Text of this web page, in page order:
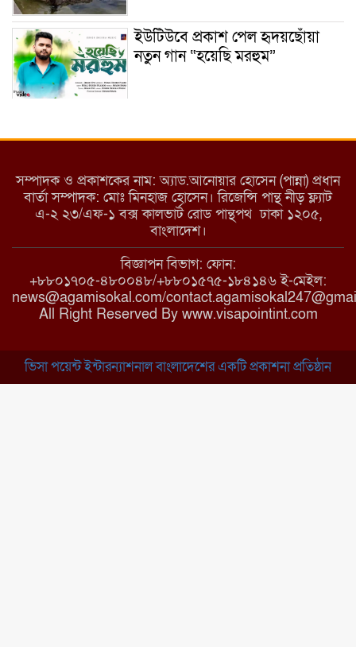
ইউটিউবে প্রকাশ পেল হৃদয়ছোঁয়া
নতুন গান “হয়েছি মরহুম”
মরণ নেশা
মাধবপুরে কমিউনিটি ক্লিনিকে
অনিয়মের অভিযোগ
রাজবাড়ী: বালিয়াকান্দিতে কিশোরীর
ঝুলন্ত মরদেহ উদ্ধার
সম্পাদক ও প্রকাশকের নাম: অ্যাড.আনোয়ার হোসেন (পান্না) প্রধান
বার্তা সম্পাদক: মোঃ মিনহাজ হোসেন। রিজেন্সি পান্থ নীড় ফ্ল্যাট
এ-২ ২৩/এফ-১ বক্স কালভার্ট রোড পান্থপথ ঢাকা ১২০৫,
বাংলাদেশ।
বিজ্ঞাপন বিভাগ: ফোন:
+৮৮০১৭০৫-৪৮০০৪৮/+৮৮০১৫৭৫-১৮৪১৪৬ ই-মেইল:
news@agamisokal.com/
All Right Reserved By www.visapointint.com
ভিসা পয়েন্ট ইন্টারন্যাশনাল বাংলাদেশের একটি প্রকাশনা প্রতিষ্ঠান